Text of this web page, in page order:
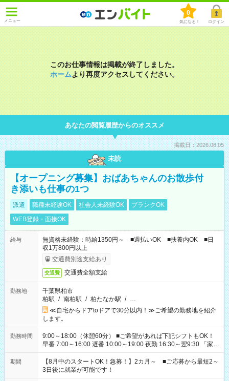
メニュー
0
気になる！ ログイン
このお仕事情報は掲載が終了しました。
ホームより再度アクセスしてください。
あなたの閲覧履歴からのオススメ
掲載日：2026.08.05
未読
【オープニング募集】おばあちゃんのお散歩付
き添いも仕事の1つ
派遣 職種未経験OK 社会人未経験OK
ブランクOK
WEB登録・面接OK
給与
無資格未経験：時給1350円～ ■週払いOK ■扶養内OK ■日
収1万800円以上
交通費別途支給あり
交通費 交通費全額支給
勤務地
千葉県柏市
柏駅 / 南柏駅 / 柏たなか駅 / …
≪自宅からドアtoドアで30分以内！≫ご希望の勤務地を紹介
します。
勤務時間
9:00～18:00（休憩60分） ■ご希望があれば下記シフトもOK！
早番 7:00～16:00 遅番 10:00～19:00 夜勤 16:30～翌9:30 「家族
と休みを合わせたい」 「余裕を持って夕飯の準備がしたい」
「できれば残業はしたくない」 など、ご希望を教えてください
ね。 ※Wワーク希望の方へ 今ご覧のお仕事で希望する勤務時間
と、もう1つのお仕事の勤務時間。 合計で週40時間を超える場
期間
【8月中のスタートOK！急募！】2カ月～ ■ご応募から最短2～
3日後に就業が可能です！